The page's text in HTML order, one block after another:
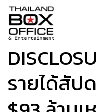
MOVIE
รายได้สัป